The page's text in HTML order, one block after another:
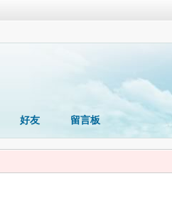
好友 留言板